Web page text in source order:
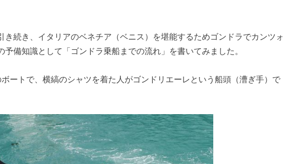
き続き、イタリアのベネチア（ベニス）を堪能するためゴンドラでカンツォ
予備知識として「ゴンドラ乗船までの流れ」を書いてみました。
ートで、横縞のシャツを着た人がゴンドリエーレという船頭（漕ぎ手）で